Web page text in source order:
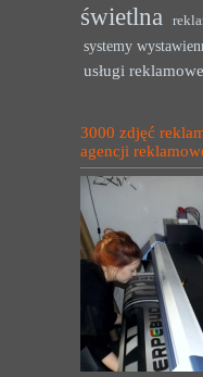
świetlna
systemy
usługi reklamowe
3000 zdjęć
agencji